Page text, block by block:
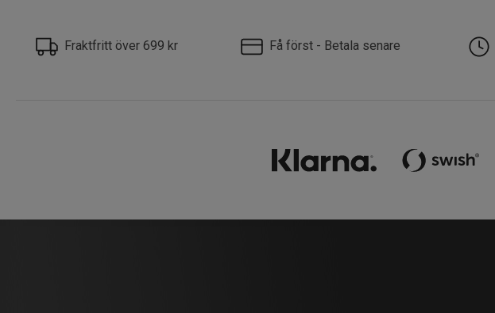
Fraktfritt över 699 kr Få först - Betala senare